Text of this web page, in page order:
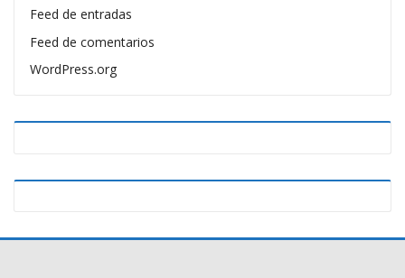
Feed de entradas
Feed de comentarios
WordPress.org